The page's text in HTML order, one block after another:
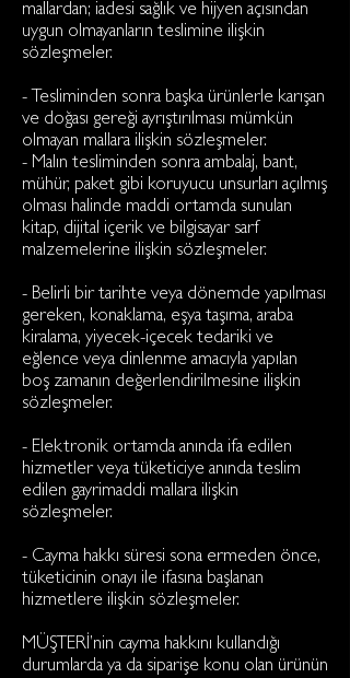
mallardan; iadesi sağlık ve hijyen açısından
uygun olmayanların teslimine ilişkin
sözleşmeler.
- Tesliminden sonra başka ürünlerle karışan
ve doğası gereği ayrıştırılması mümkün
olmayan mallara ilişkin sözleşmeler.
- Malın tesliminden sonra ambalaj, bant,
mühür, paket gibi koruyucu unsurları açılmış
olması halinde maddi ortamda sunulan
kitap, dijital içerik ve bilgisayar sarf
malzemelerine ilişkin sözleşmeler.
- Belirli bir tarihte veya dönemde yapılması
gereken, konaklama, eşya taşıma, araba
kiralama, yiyecek-içecek tedariki ve
eğlence veya dinlenme amacıyla yapılan
boş zamanın değerlendirilmesine ilişkin
sözleşmeler.
- Elektronik ortamda anında ifa edilen
hizmetler veya tüketiciye anında teslim
edilen gayrimaddi mallara ilişkin
sözleşmeler.
- Cayma hakkı süresi sona ermeden önce,
tüketicinin onayı ile ifasına başlanan
hizmetlere ilişkin sözleşmeler.
MÜŞTERİ’nin cayma hakkını kullandığı
durumlarda ya da siparişe konu olan ürünün